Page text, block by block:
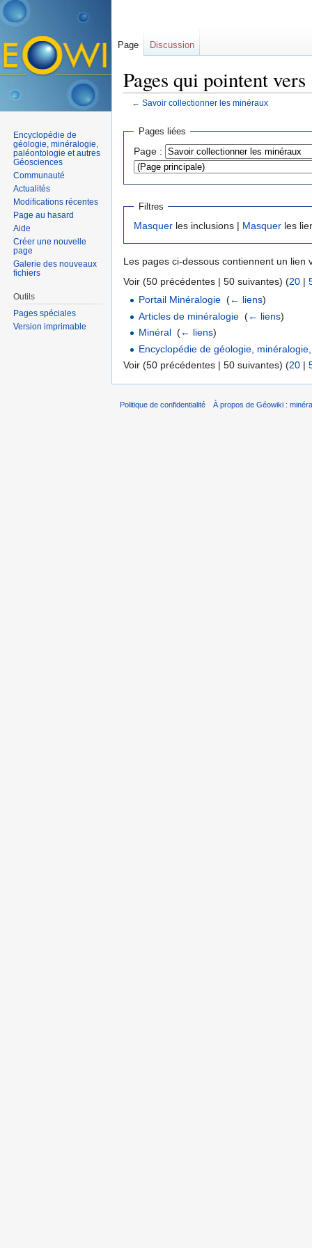
Pages qui pointent
← Savoir collectionner les minéraux
Pages liées
Page :
Filtres
Masquer les inclusions | Masquer les
Les pages ci-dessous contiennent un lien
Voir (50 précédentes | 50 suivantes) (20 |
Portail Minéralogie ‎(← liens)
Articles de minéralogie ‎(← liens)
Minéral ‎(← liens)
Encyclopédie de géologie,
Voir (50 précédentes | 50 suivantes) (20 |
Page Discussion
Encyclopédie de
géologie, minéralogie,
paléontologie et autres
Géosciences
Communauté
Actualités
Modifications récentes
Page au hasard
Aide
Créer une nouvelle
page
Galerie des nouveaux
fichiers
Outils
Pages spéciales
Version imprimable
Politique de confidentialité À propos de Géowiki :